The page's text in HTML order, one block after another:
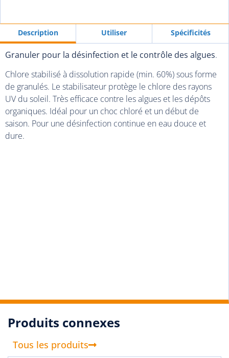
Description Utiliser Spécificités
Granuler pour la désinfection et le contrôle des algues.
Chlore stabilisé à dissolution rapide (min. 60%) sous forme
de granulés. Le stabilisateur protège le chlore des rayons
UV du soleil. Très efficace contre les algues et les dépôts
organiques. Idéal pour un choc chloré et un début de
saison. Pour une désinfection continue en eau douce et
dure.
Produits connexes
Tous les produits